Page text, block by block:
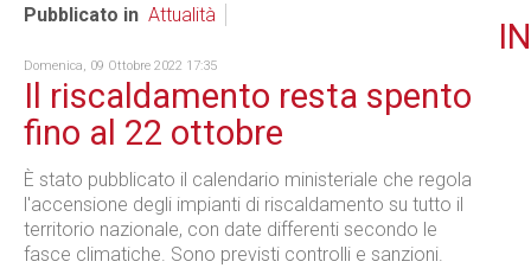
Pubblicato in Attualità
Domenica, 09 Ottobre 2022 17:35
Il riscaldamento resta spento
fino al 22 ottobre
È stato pubblicato il calendario ministeriale che regola
l'accensione degli impianti di riscaldamento su tutto il
territorio nazionale, con date differenti secondo le
fasce climatiche. Sono previsti controlli e sanzioni.
IN